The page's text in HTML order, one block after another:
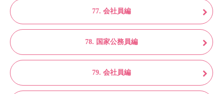
77. 会社員編
78. 国家公務員編
79. 会社員編